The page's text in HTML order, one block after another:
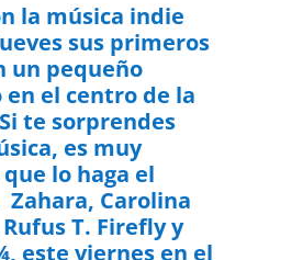
la música indie
sus primeros
un pequeño
el centro de la
te sorprendes
es muy
lo haga el
Carolina
T. Firefly y
este viernes en el